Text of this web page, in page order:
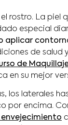
rostro. La piel
especial
aplicar
de salud
de
en su mejor
los laterales
por encima.
envejecimiento